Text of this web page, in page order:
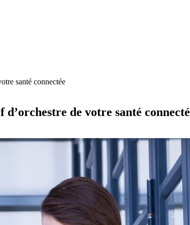
santé connectée
de votre santé